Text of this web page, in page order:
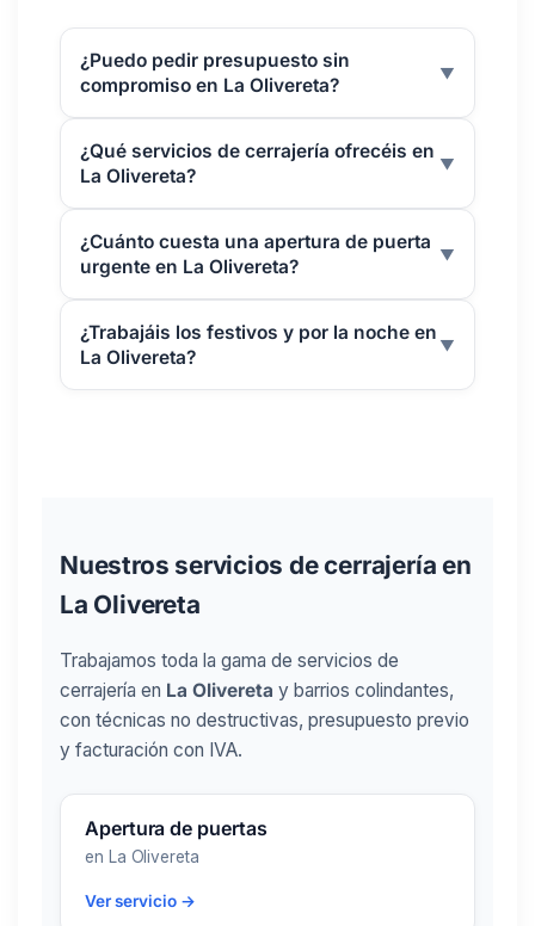
¿Puedo pedir presupuesto sin
compromiso en La Olivereta?
▼
¿Qué servicios de cerrajería ofrecéis en
La Olivereta?
▼
¿Cuánto cuesta una apertura de puerta
urgente en La Olivereta?
▼
¿Trabajáis los festivos y por la noche en
La Olivereta?
▼
Nuestros servicios de cerrajería en
La Olivereta
Trabajamos toda la gama de servicios de
cerrajería en La Olivereta y barrios colindantes,
con técnicas no destructivas, presupuesto previo
y facturación con IVA.
Apertura de puertas
en La Olivereta
Ver servicio →